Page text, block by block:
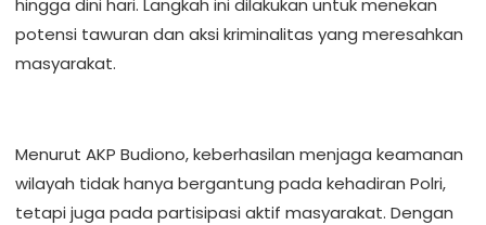
potensi tawuran dan aksi kriminalitas yang meresahkan
masyarakat.
Menurut AKP Budiono, keberhasilan menjaga keamanan
wilayah tidak hanya bergantung pada kehadiran Polri,
tetapi juga pada partisipasi aktif masyarakat. Dengan